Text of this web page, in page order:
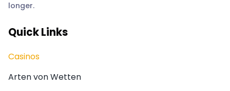
longer.
Quick Links
Casinos
Arten von Wetten